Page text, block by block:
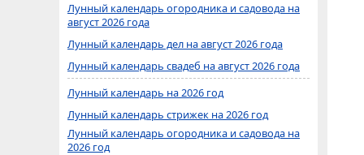
Лунный календарь огородника и садовода на
август 2026 года
Лунный календарь дел на август 2026 года
Лунный календарь свадеб на август 2026 года
Лунный календарь на 2026 год
Лунный календарь стрижек на 2026 год
Лунный календарь огородника и садовода на
2026 год